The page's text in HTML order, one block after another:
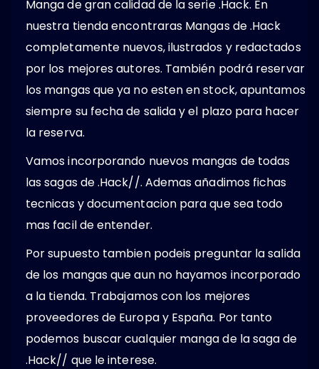
Manga de gran calidad de la serie .Hack. En
nuestra tienda encontraras Mangas de .Hack
completamente nuevos, ilustrados y redactados
por los mejores autores. También podrá reservar
los mangas que ya no esten en stock, apuntamos
siempre su fecha de salida y el plazo para hacer
la reserva.
Vamos incorporando nuevos mangas de todas
las sagas de .Hack//. Ademas añadimos fichas
tecnicas y documentacion para que sea todo
mas facil de entender.
Por supuesto tambien podeis preguntar la salida
de los mangas que aun no hayamos incorporado
a la tienda. Trabajamos con los mejores
proveedores de Europa y España. Por tanto
podemos buscar cualquier manga de la saga de
.Hack// que le interese.